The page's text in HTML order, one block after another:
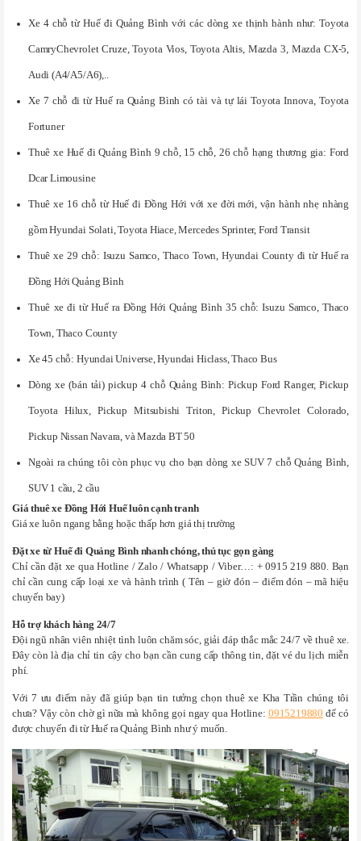
Xe 4 chỗ từ Huế đi Quảng Bình với các dòng xe thịnh hành như: Toyota
CamryChevrolet Cruze, Toyota Vios, Toyota Altis, Mazda 3, Mazda CX-5,
Audi (A4/A5/A6),..
Xe 7 chỗ đi từ Huế ra Quảng Bình có tài và tự lái Toyota Innova, Toyota
Fortuner
Thuê xe Huế đi Quảng Bình 9 chỗ, 15 chỗ, 26 chỗ hạng thương gia: Ford
Dcar Limousine
Thuê xe 16 chỗ từ Huế đi Đồng Hới với xe đời mới, vận hành nhẹ nhàng
gồm Hyundai Solati, Toyota Hiace, Mercedes Sprinter, Ford Transit
Thuê xe 29 chỗ: Isuzu Samco, Thaco Town, Hyundai County đi từ Huế ra
Đồng Hới Quảng Bình
Thuê xe đi từ Huế ra Đồng Hới Quảng Bình 35 chỗ: Isuzu Samco, Thaco
Town, Thaco County
Xe 45 chỗ: Hyundai Universe, Hyundai Hiclass, Thaco Bus
Dòng xe (bán tải) pickup 4 chỗ Quảng Bình: Pickup Ford Ranger, Pickup
Toyota Hilux, Pickup Mitsubishi Triton, Pickup Chevrolet Colorado,
Pickup Nissan Navara, và Mazda BT 50
Ngoài ra chúng tôi còn phục vụ cho bạn dòng xe SUV 7 chỗ Quảng Bình,
SUV 1 cầu, 2 cầu
Giá thuê xe Đồng Hới Huế luôn cạnh tranh
Giá xe luôn ngang bằng hoặc thấp hơn giá thị trường
Đặt xe từ Huế đi Quảng Bình nhanh chóng, thủ tục gọn gàng
Chỉ cần đặt xe qua Hotline / Zalo / Whatsapp / Viber…: + 0915 219 880. Bạn
chỉ cần cung cấp loại xe và hành trình ( Tên – giờ đón – điểm đón – mã hiệu
chuyến bay)
Hỗ trợ khách hàng 24/7
Đội ngũ nhân viên nhiệt tình luôn chăm sóc, giải đáp thắc mắc 24/7 về thuê xe.
Đây còn là địa chỉ tin cậy cho bạn cần cung cấp thông tin, đặt vé du lịch miễn
phí.
Với 7 ưu điểm này đã giúp bạn tin tưởng chọn thuê xe Kha Trần chúng tôi
chưa? Vậy còn chờ gì nữa mà không gọi ngay qua Hotline: 0915219880 để có
được chuyến đi từ Huế ra Quảng Bình như ý muốn.